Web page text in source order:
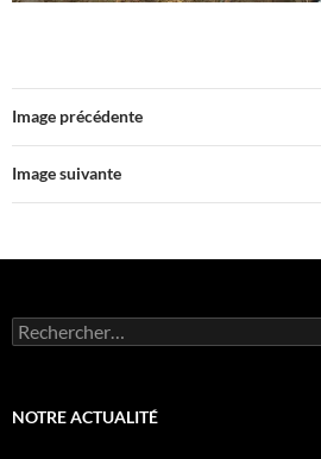
Image précédente
Image suivante
Rechercher :
NOTRE ACTUALITÉ